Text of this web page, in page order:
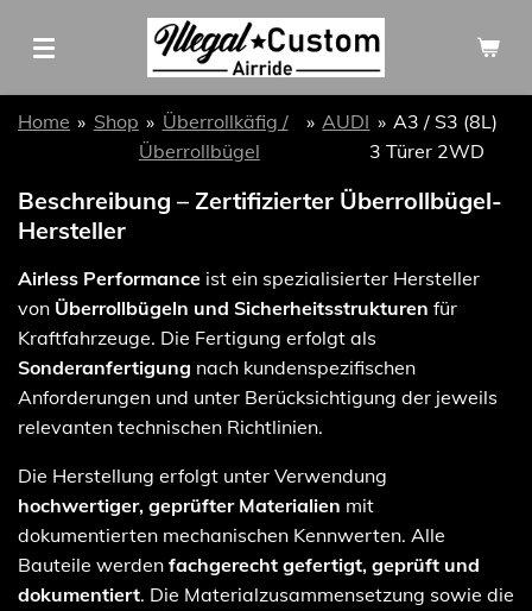
Hauptinhalt
Home » Shop » Überrollkäfig /
Überrollbügel
» AUDI » A3 / S3 (8L)
3 Türer 2WD
Beschreibung – Zertifizierter Überrollbügel-
Hersteller
Airless Performance ist ein spezialisierter Hersteller
von Überrollbügeln und Sicherheitsstrukturen für
Kraftfahrzeuge. Die Fertigung erfolgt als
Sonderanfertigung nach kundenspezifischen
Anforderungen und unter Berücksichtigung der jeweils
relevanten technischen Richtlinien.
Die Herstellung erfolgt unter Verwendung
hochwertiger, geprüfter Materialien mit
dokumentierten mechanischen Kennwerten. Alle
Bauteile werden fachgerecht gefertigt, geprüft und
dokumentiert. Die Materialzusammensetzung sowie die